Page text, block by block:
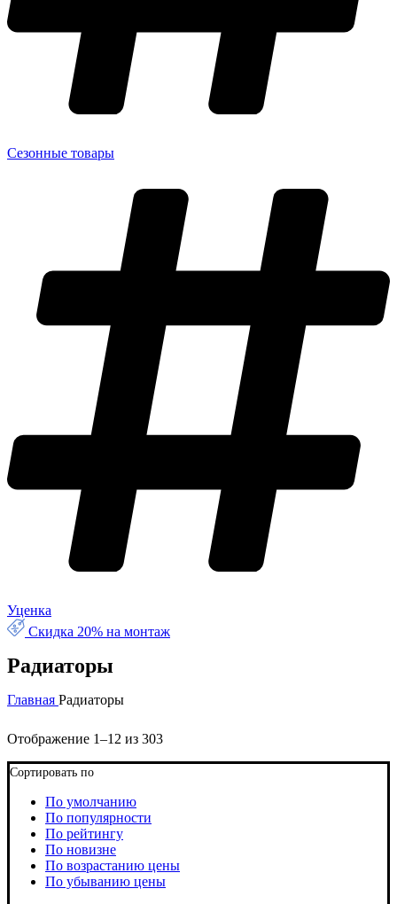
Сезонные товары
Уценка
Скидка 20% на монтаж
Радиаторы
Главная Радиаторы
Отображение 1–12 из 303
Сортировать по
По умолчанию
По популярности
По рейтингу
По новизне
По возрастанию цены
По убыванию цены